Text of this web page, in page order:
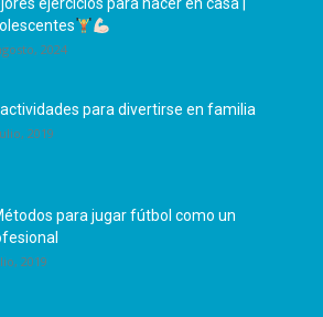
ejercicios para hacer en casa |
2024
para divertirse en familia
2019
para jugar fútbol como un
2019